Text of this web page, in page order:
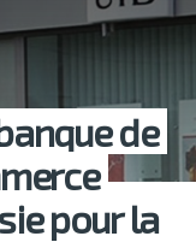
de
pour la